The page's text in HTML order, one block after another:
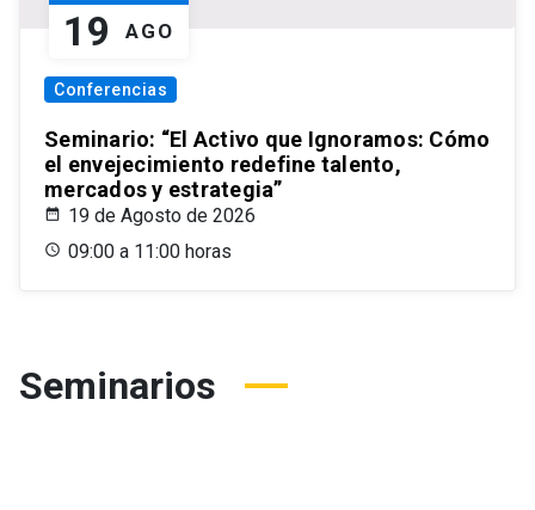
19 AGO
Conferencias
Seminario: “El Activo que Ignoramos: Cómo
el envejecimiento redefine talento,
mercados y estrategia”
19 de Agosto de 2026
09:00 a 11:00 horas
Seminarios